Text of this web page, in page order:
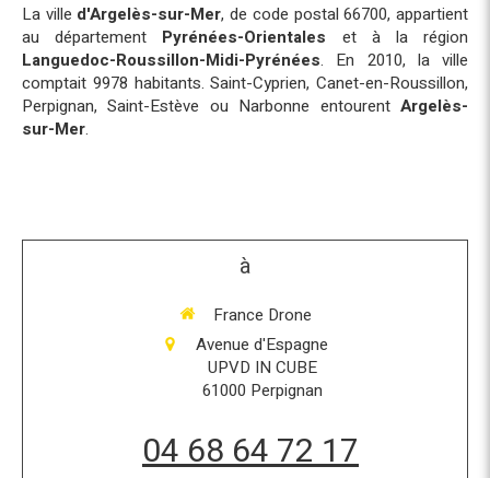
La ville d'Argelès-sur-Mer, de code postal 66700, appartient
au département Pyrénées-Orientales et à la région
Languedoc-Roussillon-Midi-Pyrénées. En 2010, la ville
comptait 9978 habitants. Saint-Cyprien, Canet-en-Roussillon,
Perpignan, Saint-Estève ou Narbonne entourent Argelès-
sur-Mer.
à
France Drone
Avenue d'Espagne
UPVD IN CUBE
61000 Perpignan
04 68 64 72 17